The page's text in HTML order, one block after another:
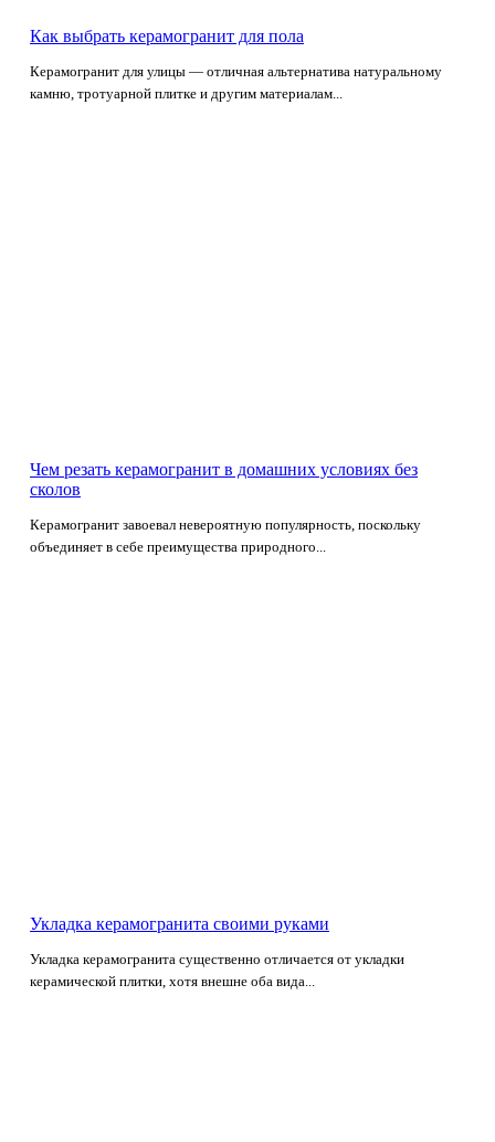
Как выбрать керамогранит для пола
Керамогранит для улицы — отличная альтернатива натуральному
камню, тротуарной плитке и другим материалам...
Чем резать керамогранит в домашних условиях без
сколов
Керамогранит завоевал невероятную популярность, поскольку
объединяет в себе преимущества природного...
Укладка керамогранита своими руками
Укладка керамогранита существенно отличается от укладки
керамической плитки, хотя внешне оба вида...